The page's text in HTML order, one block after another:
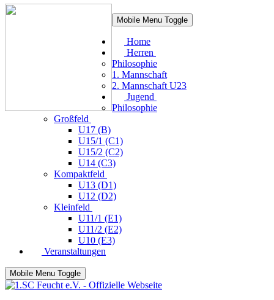
Mobile Menu Toggle
Home
Herren
Philosophie
1. Mannschaft
2. Mannschaft U23
Jugend
Philosophie
Großfeld
U17 (B)
U15/1 (C1)
U15/2 (C2)
U14 (C3)
Kompaktfeld
U13 (D1)
U12 (D2)
Kleinfeld
U11/1 (E1)
U11/2 (E2)
U10 (E3)
Veranstaltungen
Mobile Menu Toggle